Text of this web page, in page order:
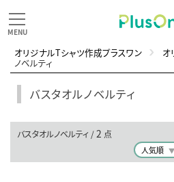
オリジナルTシャツ作成プラスワン オ
ノベルティ
バスタオルノベルティ
バスタオルノベルティ /2 点
人気順